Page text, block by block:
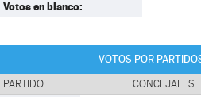
Votos en blanco:
VOTOS POR
PARTIDO CONCEJALES